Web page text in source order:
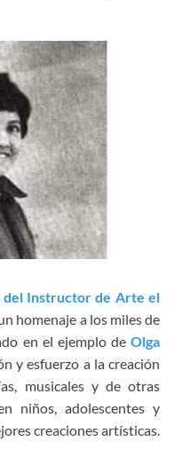
del Instructor de Arte el
homenaje a los miles de
en el ejemplo de Olga
y esfuerzo a la creación
musicales y de otras
niños, adolescentes y
creaciones artísticas.